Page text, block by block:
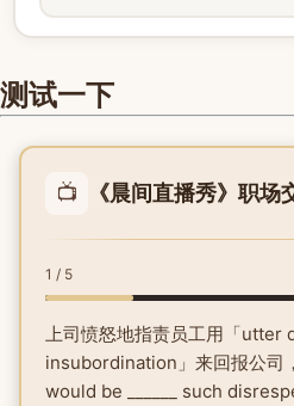
测试一下
📺 《晨间直播秀》职场
1 / 5
上司愤怒地指责员工用「
insubordination」来回报公司
would be ______ such